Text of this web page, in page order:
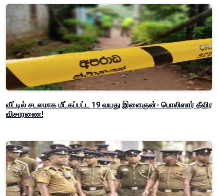
வீட்டில் சடலமாக மீட்கப்பட்ட 19 வயது இளைஞன்- பொலிஸார் தீவிர
விசாரணை!